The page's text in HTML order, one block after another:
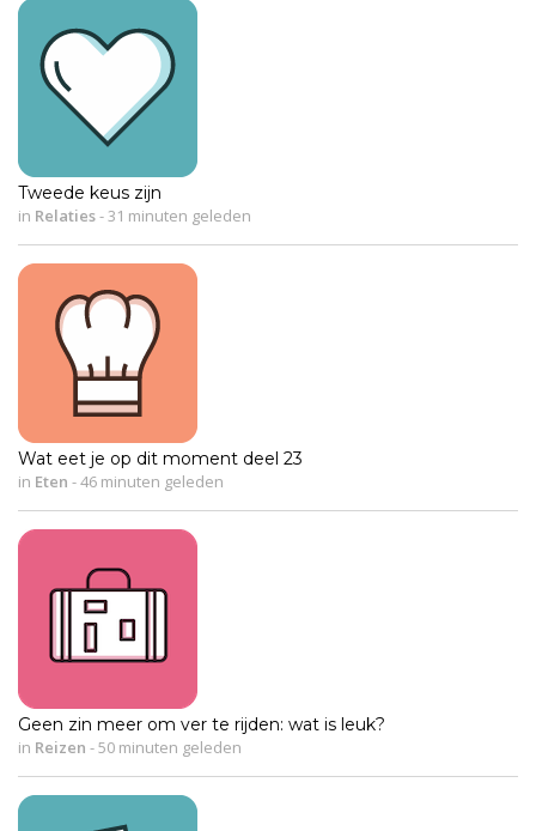
Tweede keus zijn
in Relaties- 31 minuten geleden
Wat eet je op dit moment deel 23
in Eten -46 minuten geleden
Geen zin meer om ver te rijden: wat is leuk?
in Reizen -50 minuten geleden